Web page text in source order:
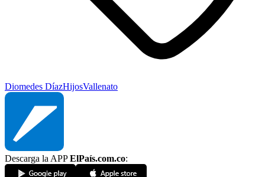
Diomedes DíazHijosVallenato
Descarga la APPElPaís.com.co: